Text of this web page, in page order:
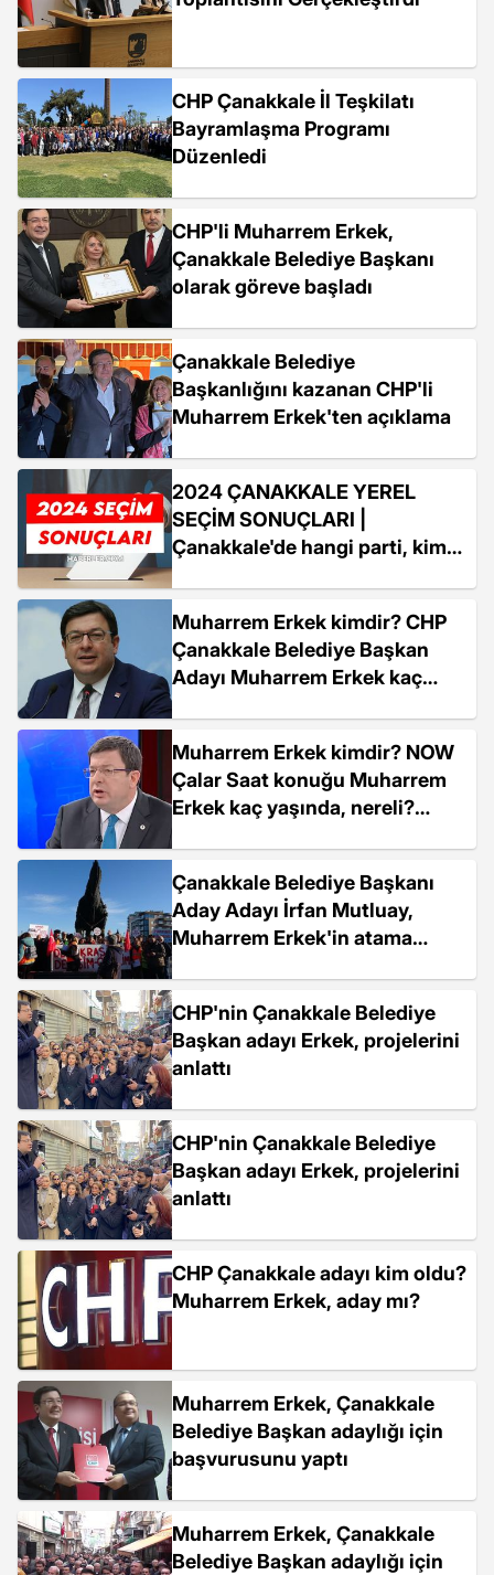
CHP Çanakkale İl Teşkilatı
Bayramlaşma Programı
Düzenledi
CHP'li Muharrem Erkek,
Çanakkale Belediye Başkanı
olarak göreve başladı
Çanakkale Belediye
Başkanlığını kazanan CHP'li
Muharrem Erkek'ten açıklama
2024 ÇANAKKALE YEREL
SEÇİM SONUÇLARI |
Çanakkale'de hangi parti, kim
Muharrem Erkek kimdir? CHP
Çanakkale Belediye Başkan
Adayı Muharrem Erkek kaç
Muharrem Erkek kimdir? NOW
Çalar Saat konuğu Muharrem
Erkek kaç yaşında, nereli?
Çanakkale Belediye Başkanı
Aday Adayı İrfan Mutluay,
Muharrem Erkek'in atama
CHP'nin Çanakkale Belediye
Başkan adayı Erkek, projelerini
anlattı
CHP'nin Çanakkale Belediye
Başkan adayı Erkek, projelerini
anlattı
CHP Çanakkale adayı kim oldu?
Muharrem Erkek, aday mı?
Muharrem Erkek, Çanakkale
Belediye Başkan adaylığı için
başvurusunu yaptı
Muharrem Erkek, Çanakkale
Belediye Başkan adaylığı için